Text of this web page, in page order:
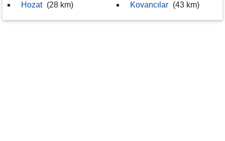
Hozat (28 km) Kovancılar (43 km)